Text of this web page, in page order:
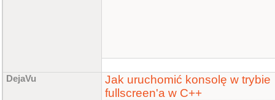
DejaVu
Jak uruchomić konsolę w trybie
fullscreen'a w C++